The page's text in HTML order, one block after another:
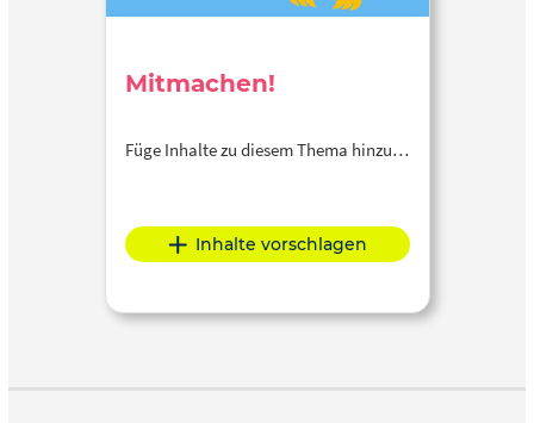
Mitmachen!
Füge Inhalte zu diesem Thema hinzu…
Inhalte vorschlagen